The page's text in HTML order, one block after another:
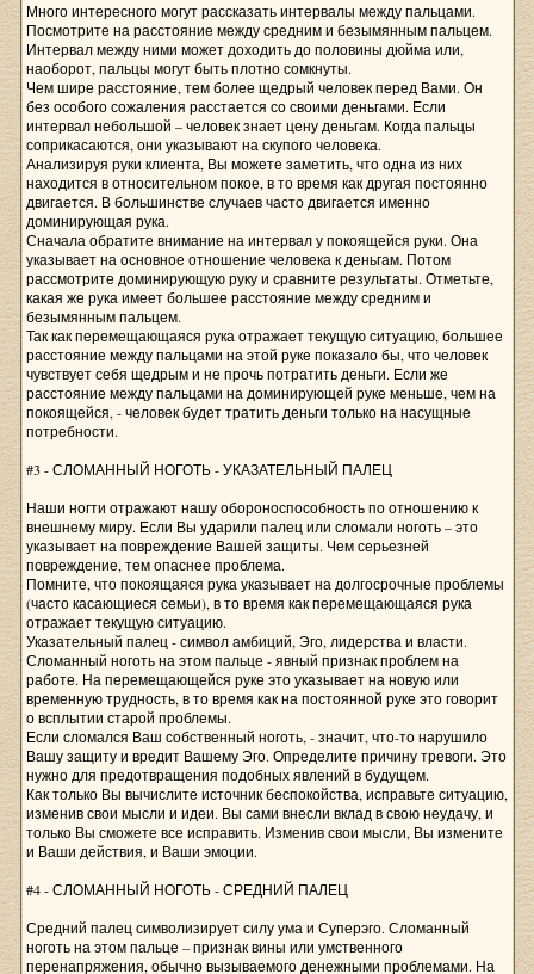
Много интересного могут рассказать интервалы между пальцами.
Посмотрите на расстояние между средним и безымянным пальцем.
Интервал между ними может доходить до половины дюйма или,
наоборот, пальцы могут быть плотно сомкнуты.
Чем шире расстояние, тем более щедрый человек перед Вами. Он
без особого сожаления расстается со своими деньгами. Если
интервал небольшой – человек знает цену деньгам. Когда пальцы
соприкасаются, они указывают на скупого человека.
Анализируя руки клиента, Вы можете заметить, что одна из них
находится в относительном покое, в то время как другая постоянно
двигается. В большинстве случаев часто двигается именно
доминирующая рука.
Сначала обратите внимание на интервал у покоящейся руки. Она
указывает на основное отношение человека к деньгам. Потом
рассмотрите доминирующую руку и сравните результаты. Отметьте,
какая же рука имеет большее расстояние между средним и
безымянным пальцем.
Так как перемещающаяся рука отражает текущую ситуацию, большее
расстояние между пальцами на этой руке показало бы, что человек
чувствует себя щедрым и не прочь потратить деньги. Если же
расстояние между пальцами на доминирующей руке меньше, чем на
покоящейся, - человек будет тратить деньги только на насущные
потребности.
#3 - СЛОМАННЫЙ НОГОТЬ - УКАЗАТЕЛЬНЫЙ ПАЛЕЦ
Наши ногти отражают нашу обороноспособность по отношению к
внешнему миру. Если Вы ударили палец или сломали ноготь – это
указывает на повреждение Вашей защиты. Чем серьезней
повреждение, тем опаснее проблема.
Помните, что покоящаяся рука указывает на долгосрочные проблемы
(часто касающиеся семьи), в то время как перемещающаяся рука
отражает текущую ситуацию.
Указательный палец - символ амбиций, Эго, лидерства и власти.
Сломанный ноготь на этом пальце - явный признак проблем на
работе. На перемещающейся руке это указывает на новую или
временную трудность, в то время как на постоянной руке это говорит
о всплытии старой проблемы.
Если сломался Ваш собственный ноготь, - значит, что-то нарушило
Вашу защиту и вредит Вашему Эго. Определите причину тревоги. Это
нужно для предотвращения подобных явлений в будущем.
Как только Вы вычислите источник беспокойства, исправьте ситуацию,
изменив свои мысли и идеи. Вы сами внесли вклад в свою неудачу, и
только Вы сможете все исправить. Изменив свои мысли, Вы измените
и Ваши действия, и Ваши эмоции.
#4 - СЛОМАННЫЙ НОГОТЬ - СРЕДНИЙ ПАЛЕЦ
Средний палец символизирует силу ума и Суперэго. Сломанный
ноготь на этом пальце – признак вины или умственного
перенапряжения, обычно вызываемого денежными проблемами. На